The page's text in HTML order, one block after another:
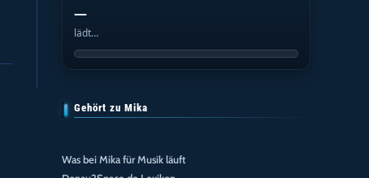
—
lädt…
Gehört zu Mika
Was bei Mika für Musik läuft